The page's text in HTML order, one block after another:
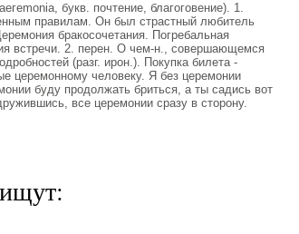
букв. почтение, благоговение). 1.
правилам. Он был страстный любитель
бракосочетания. Погребальная
встречи. 2. перен. О чем-н., совершающемся
(разг. ирон.). Покупка билета -
церемонному человеку. Я без церемонии
буду продолжать бриться, а ты садись вот
все церемонии сразу в сторону.